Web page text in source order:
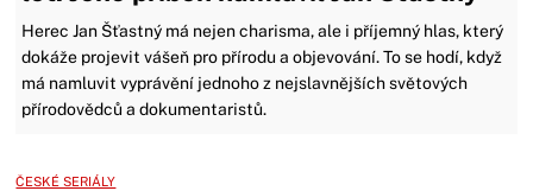
Herec Jan Šťastný má nejen charisma, ale i příjemný hlas, který
dokáže projevit vášeň pro přírodu a objevování. To se hodí, když
má namluvit vyprávění jednoho z nejslavnějších světových
přírodovědců a dokumentaristů.
ČESKÉ SERIÁLY